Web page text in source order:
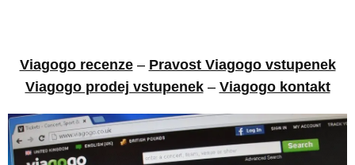
Viagogo recenze– Pravost Viagogo vstupenek
Viagogo prodej vstupenek– Viagogo kontakt